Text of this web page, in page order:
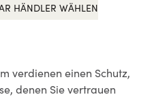
HÄNDLER WÄHLEN
verdienen einen Schutz,
denen Sie vertrauen